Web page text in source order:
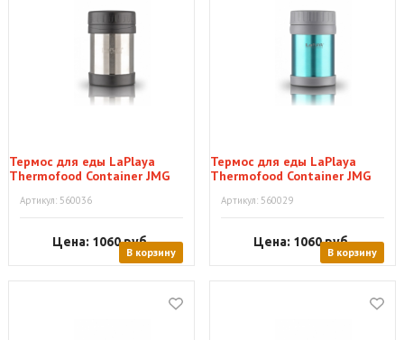
Термос для еды LaPlaya
Thermofood Container JMG
Артикул: 560036
Цена: 1060руб.
В корзину
Термос для еды LaPlaya
Thermofood Container JMG
Артикул: 560029
Цена: 1060руб.
В корзину